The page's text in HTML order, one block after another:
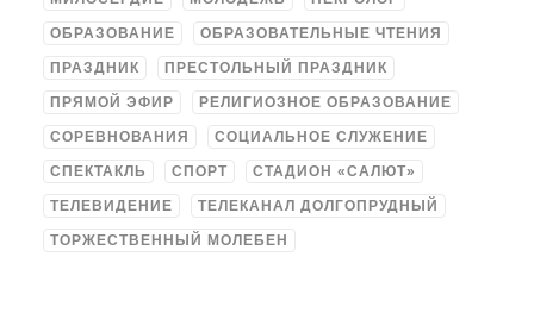
ОБРАЗОВАНИЕ ОБРАЗОВАТЕЛЬНЫЕ ЧТЕНИЯ
ПРАЗДНИК ПРЕСТОЛЬНЫЙ ПРАЗДНИК
ПРЯМОЙ ЭФИР РЕЛИГИОЗНОЕ ОБРАЗОВАНИЕ
СОРЕВНОВАНИЯ СОЦИАЛЬНОЕ СЛУЖЕНИЕ
СПЕКТАКЛЬ СПОРТ СТАДИОН «САЛЮТ»
ТЕЛЕВИДЕНИЕ ТЕЛЕКАНАЛ ДОЛГОПРУДНЫЙ
ТОРЖЕСТВЕННЫЙ МОЛЕБЕН